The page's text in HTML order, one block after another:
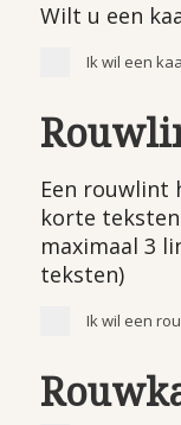
Wilt u een
Ik wil een
Een rouwlint
korte
maximaal 3
teksten)
Ik wil een